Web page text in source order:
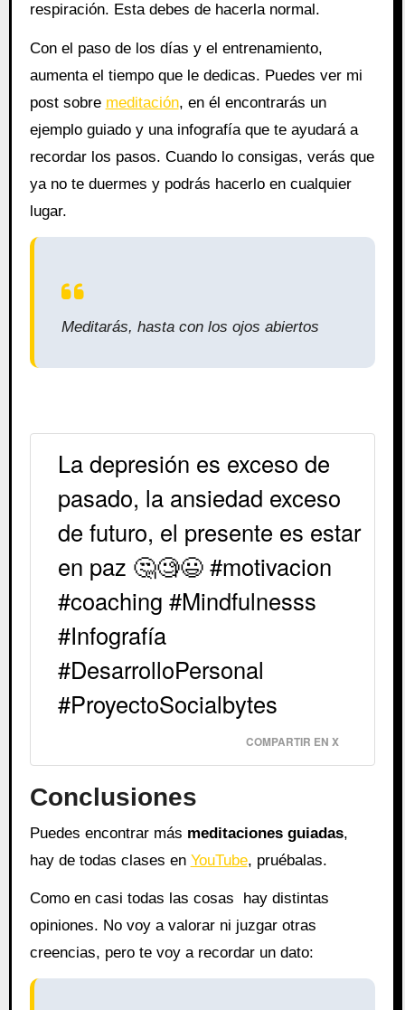
respiración. Esta debes de hacerla normal.
Con el paso de los días y el entrenamiento,
aumenta el tiempo que le dedicas. Puedes ver mi
post sobre meditación, en él encontrarás un
ejemplo guiado y una infografía que te ayudará a
recordar los pasos. Cuando lo consigas, verás que
ya no te duermes y podrás hacerlo en cualquier
lugar.
Meditarás, hasta con los ojos abiertos
La depresión es exceso de
pasado, la ansiedad exceso
de futuro, el presente es estar
en paz 🤔🧐😃 #motivacion
#coaching #Mindfulnesss
#Infografía
#DesarrolloPersonal
#ProyectoSocialbytes
COMPARTIR EN X
Conclusiones
Puedes encontrar más meditaciones guiadas,
hay de todas clases en YouTube, pruébalas.
Como en casi todas las cosas hay distintas
opiniones. No voy a valorar ni juzgar otras
creencias, pero te voy a recordar un dato: